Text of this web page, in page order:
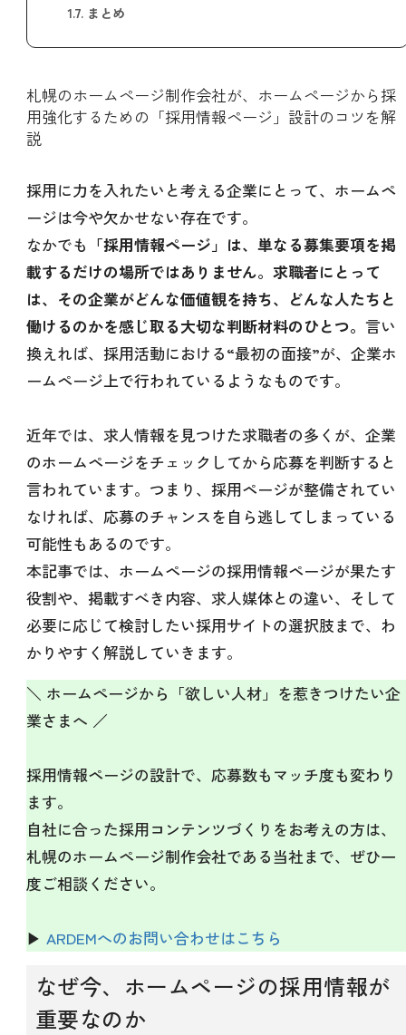
1.7.まとめ
札幌のホームページ制作会社が、ホームページから採
用強化するための「採用情報ページ」設計のコツを解
説
採用に力を入れたいと考える企業にとって、ホームペ
ージは今や欠かせない存在です。
なかでも 「採用情報ページ」は、単なる募集要項を掲
載するだけの場所ではありません。求職者にとって
は、その企業がどんな価値観を持ち、どんな人たちと
働けるのかを感じ取る大切な判断材料のひとつ。 言い
換えれば、採用活動における“最初の面接”が、企業ホ
ームページ上で行われているようなものです。
近年では、求人情報を見つけた求職者の多くが、企業
のホームページをチェックしてから応募を判断すると
言われています。つまり、採用ページが整備されてい
なければ、応募のチャンスを自ら逃してしまっている
可能性もあるのです。
本記事では、ホームページの採用情報ページが果たす
役割や、掲載すべき内容、求人媒体との違い、そして
必要に応じて検討したい採用サイトの選択肢まで、わ
かりやすく解説していきます。
＼ ホームページから「欲しい人材」を惹きつけたい企
業さまへ ／
採用情報ページの設計で、応募数もマッチ度も変わり
ます。
自社に合った採用コンテンツづくりをお考えの方は、
札幌のホームページ制作会社である当社まで、ぜひ一
度ご相談ください。
▶ ARDEMへのお問い合わせはこちら
なぜ今、ホームページの採用情報が
重要なのか